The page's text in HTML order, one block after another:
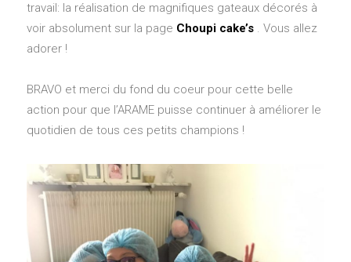
travail: la réalisation de magnifiques gateaux décorés à
voir absolument sur la page Choupi cake’s. Vous allez
adorer !
BRAVO et merci du fond du coeur pour cette belle
action pour que l’ARAME puisse continuer à améliorer le
quotidien de tous ces petits champions !